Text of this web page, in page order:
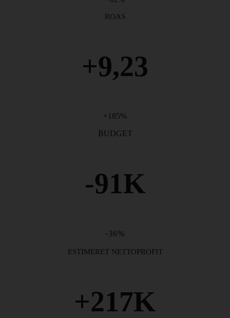
ROAS
+9,23
+185%
BUDGET
-91K
-36%
ESTIMERET NETTOPROFIT
+217K